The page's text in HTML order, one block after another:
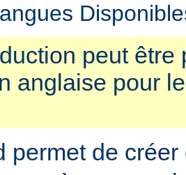
peut être
anglaise pour
permet de